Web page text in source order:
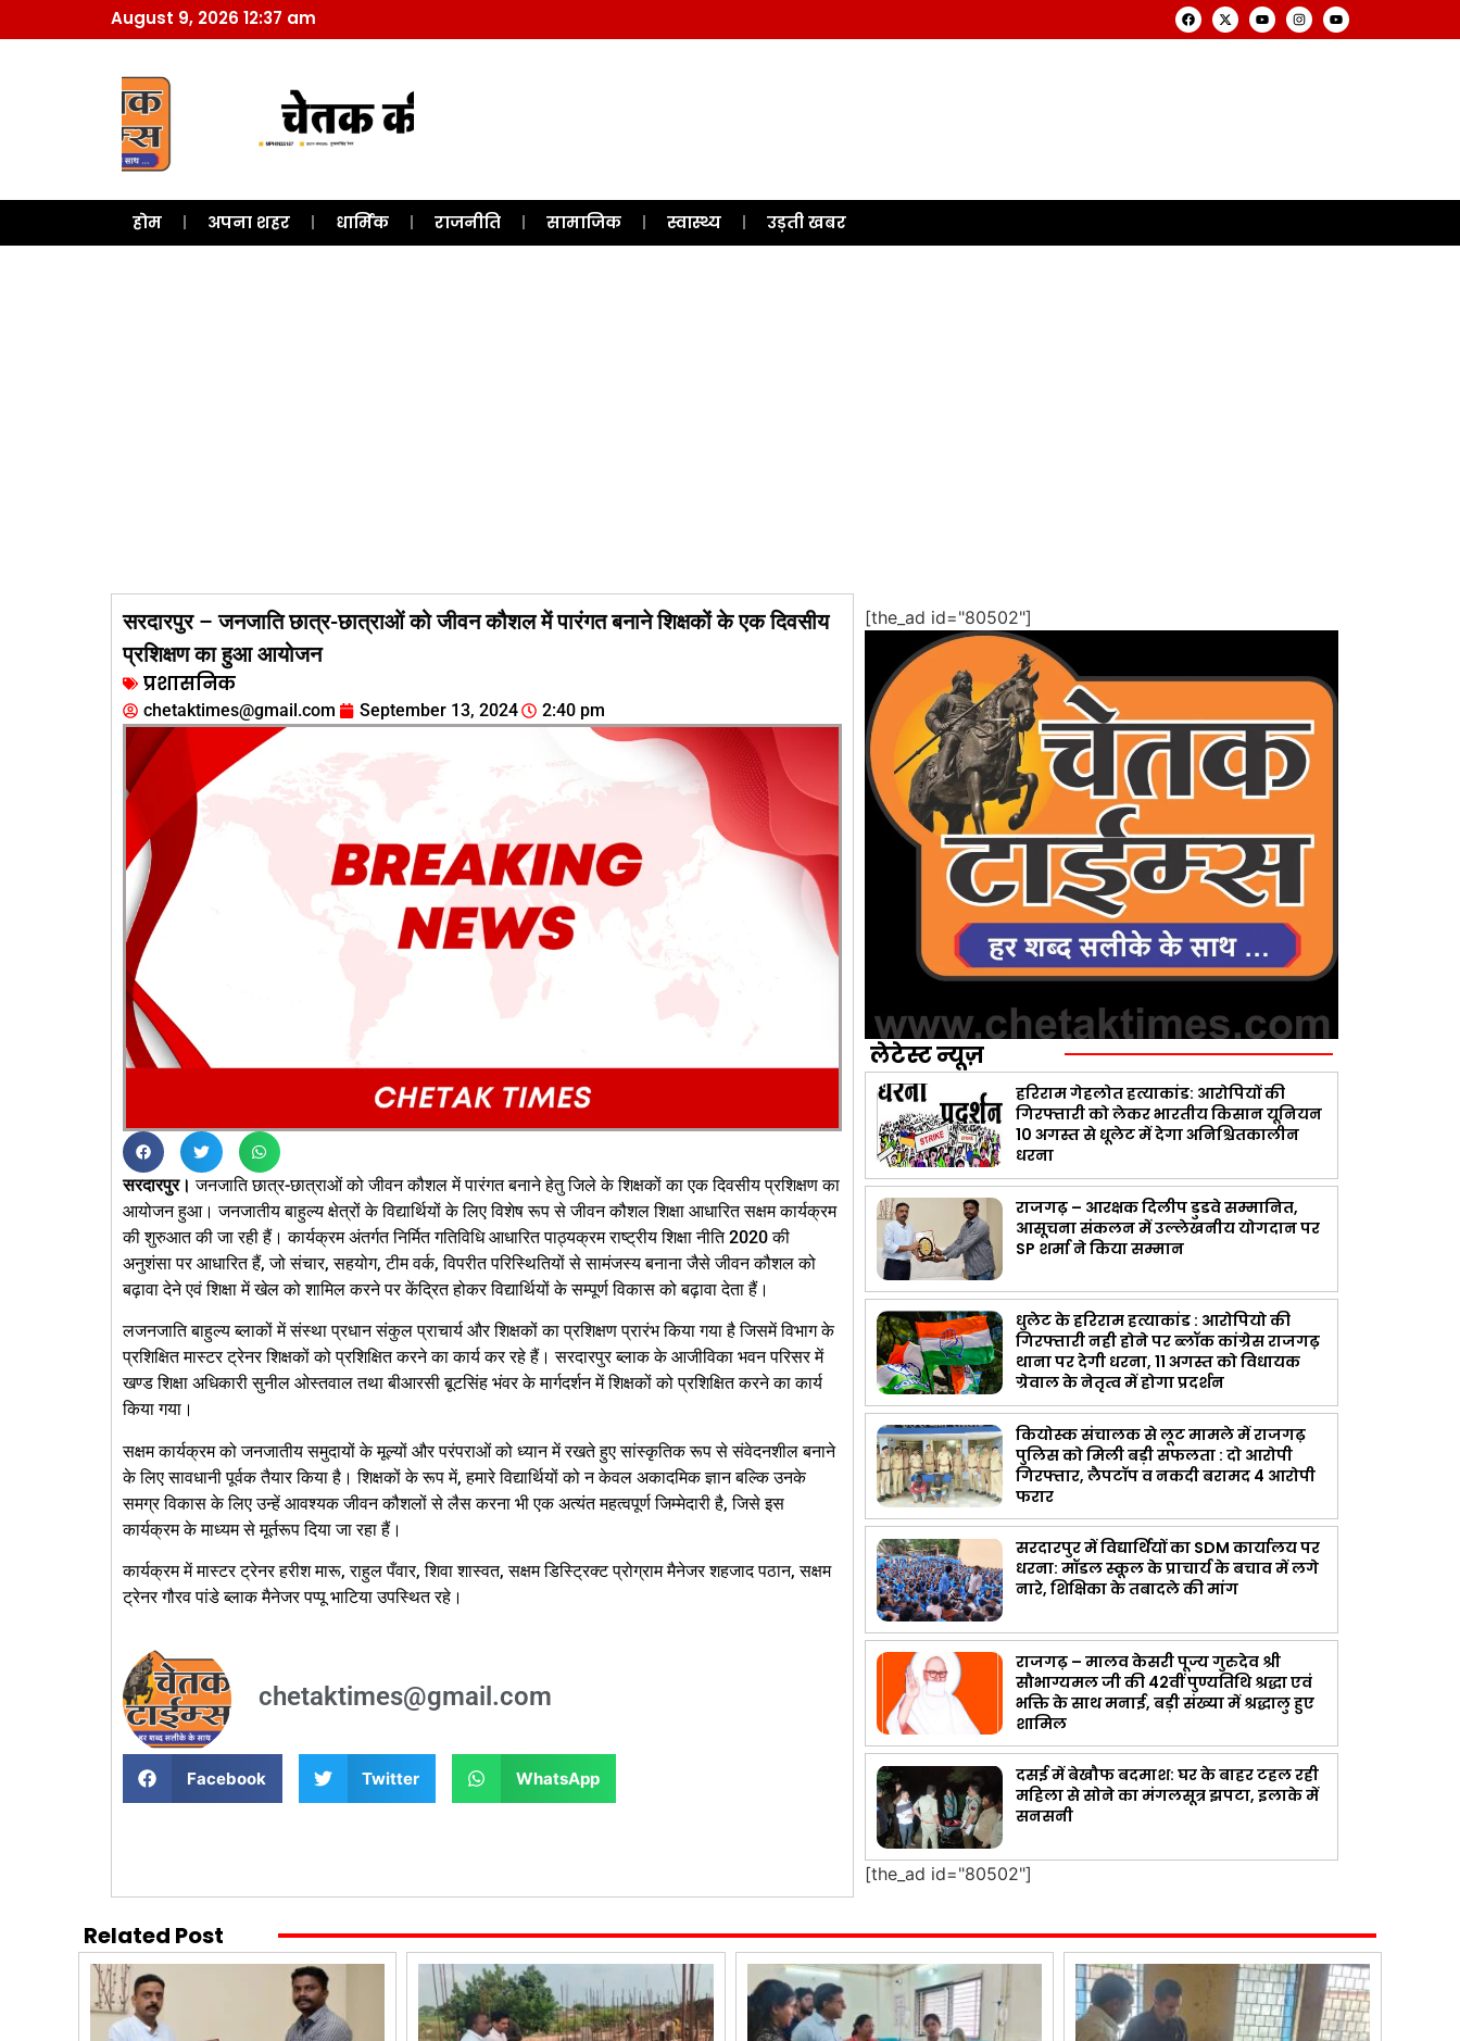
August 9, 2026 12:37 am
होम अपना शहर धार्मिक राजनीति सामाजिक स्वास्थ्य उड़ती खबर
सरदारपुर – जनजाति छात्र-छात्राओं को जीवन कौशल में पारंगत बनाने शिक्षकों के एक दिवसीय
प्रशिक्षण का हुआ आयोजन
प्रशासनिक
chetaktimes@gmail.com September 13, 2024 2:40 pm
सरदारपुर।जनजाति छात्र-छात्राओं को जीवन कौशल में पारंगत बनाने हेतु जिले के शिक्षकों का एक दिवसीय प्रशिक्षण का
आयोजन हुआ। जनजातीय बाहुल्य क्षेत्रों के विद्यार्थियों के लिए विशेष रूप से जीवन कौशल शिक्षा आधारित सक्षम कार्यक्रम
की शुरुआत की जा रही हैं। कार्यक्रम अंतर्गत निर्मित गतिविधि आधारित पाठ्यक्रम राष्ट्रीय शिक्षा नीति 2020 की
अनुशंसा पर आधारित हैं, जो संचार, सहयोग, टीम वर्क, विपरीत परिस्थितियों से सामंजस्य बनाना जैसे जीवन कौशल को
बढ़ावा देने एवं शिक्षा में खेल को शामिल करने पर केंद्रित होकर विद्यार्थियों के सम्पूर्ण विकास को बढ़ावा देता हैं।
लजनजाति बाहुल्य ब्लाकों में संस्था प्रधान संकुल प्राचार्य और शिक्षकों का प्रशिक्षण प्रारंभ किया गया है जिसमें विभाग के
प्रशिक्षित मास्टर ट्रेनर शिक्षकों को प्रशिक्षित करने का कार्य कर रहे हैं। सरदारपुर ब्लाक के आजीविका भवन परिसर में
खण्ड शिक्षा अधिकारी सुनील ओस्तवाल तथा बीआरसी बूटसिंह भंवर के मार्गदर्शन में शिक्षकों को प्रशिक्षित करने का कार्य
किया गया।
सक्षम कार्यक्रम को जनजातीय समुदायों के मूल्यों और परंपराओं को ध्यान में रखते हुए सांस्कृतिक रूप से संवेदनशील बनाने
के लिए सावधानी पूर्वक तैयार किया है। शिक्षकों के रूप में, हमारे विद्यार्थियों को न केवल अकादमिक ज्ञान बल्कि उनके
समग्र विकास के लिए उन्हें आवश्यक जीवन कौशलों से लैस करना भी एक अत्यंत महत्वपूर्ण जिम्मेदारी है, जिसे इस
कार्यक्रम के माध्यम से मूर्तरूप दिया जा रहा हैं।
कार्यक्रम में मास्टर ट्रेनर हरीश मारू, राहुल पँवार, शिवा शास्वत, सक्षम डिस्ट्रिक्ट प्रोग्राम मैनेजर शहजाद पठान, सक्षम
ट्रेनर गौरव पांडे ब्लाक मैनेजर पप्पू भाटिया उपस्थित रहे।
chetaktimes@gmail.com
Facebook Twitter WhatsApp
[the_ad id="80502"]
लेटेस्ट न्यूज़
हरिराम गेहलोत हत्याकांड: आरोपियों की
गिरफ्तारी को लेकर भारतीय किसान यूनियन
10 अगस्त से धूलेट में देगा अनिश्चितकालीन
धरना
राजगढ़ – आरक्षक दिलीप डुडवे सम्मानित,
आसूचना संकलन में उल्लेखनीय योगदान पर
SP शर्मा ने किया सम्मान
धुलेट के हरिराम हत्याकांड : आरोपियो की
गिरफ्तारी नही होने पर ब्लॉक कांग्रेस राजगढ़
थाना पर देगी धरना, 11 अगस्त को विधायक
ग्रेवाल के नेतृत्व में होगा प्रदर्शन
कियोस्क संचालक से लूट मामले में राजगढ़
पुलिस को मिली बड़ी सफलता : दो आरोपी
गिरफ्तार, लैपटॉप व नकदी बरामद 4 आरोपी
फरार
सरदारपुर में विद्यार्थियों का SDM कार्यालय पर
धरना: मॉडल स्कूल के प्राचार्य के बचाव में लगे
नारे, शिक्षिका के तबादले की मांग
राजगढ़ – मालव केसरी पूज्य गुरुदेव श्री
सौभाग्यमल जी की 42वीं पुण्यतिथि श्रद्धा एवं
भक्ति के साथ मनाई, बड़ी संख्या में श्रद्धालु हुए
शामिल
दसई में बेखौफ बदमाश: घर के बाहर टहल रही
महिला से सोने का मंगलसूत्र झपटा, इलाके में
सनसनी
[the_ad id="80502"]
Related Post